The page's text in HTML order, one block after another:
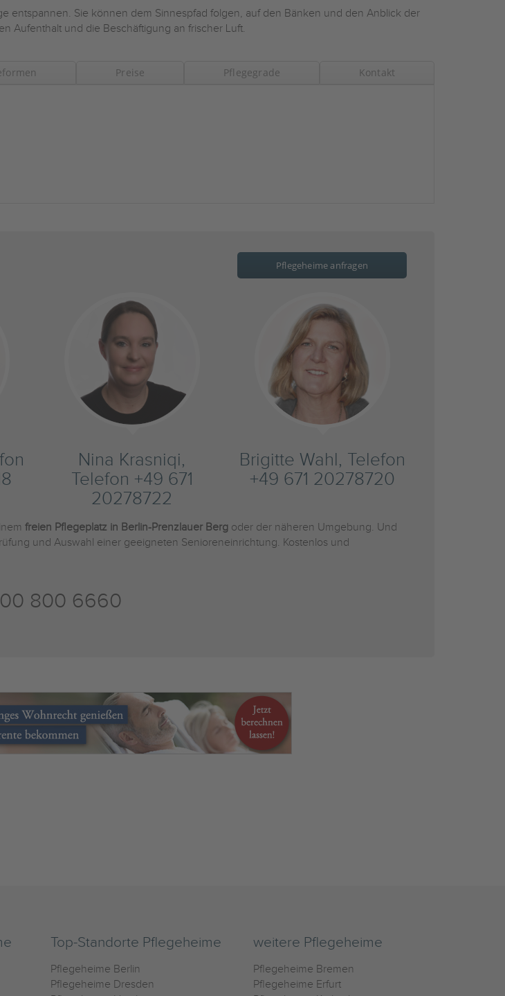
entspannen. Sie können dem Sinnespfad folgen, auf den Bänken und den Anblick der
Aufenthalt und die Beschäftigung an frischer Luft.
Preise Pflegegrade Kontakt
Pflegeheime anfragen
Nina Krasniqi,
Telefon +49 671
20278722
Brigitte Wahl, Telefon
+49 671 20278720
freien Pflegeplatz in Berlin-Prenzlauer Berg oder der näheren Umgebung. Und
und Auswahl einer geeigneten Senioreneinrichtung. Kostenlos und
800 6660
Top-Standorte Pflegeheime
Pflegeheime Berlin
Pflegeheime Dresden
weitere Pflegeheime
Pflegeheime Bremen
Pflegeheime Erfurt